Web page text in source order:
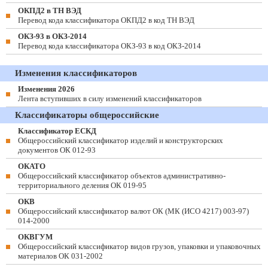
ОКПД2 в ТН ВЭД
Перевод кода классификатора ОКПД2 в код ТН ВЭД
ОКЗ-93 в ОКЗ-2014
Перевод кода классификатора ОКЗ-93 в код ОКЗ-2014
Изменения классификаторов
Изменения 2026
Лента вступивших в силу изменений классификаторов
Классификаторы общероссийские
Классификатор ЕСКД
Общероссийский классификатор изделий и конструкторских
документов ОК 012-93
ОКАТО
Общероссийский классификатор объектов административно-
территориального деления ОК 019-95
ОКВ
Общероссийский классификатор валют ОК (МК (ИСО 4217) 003-97)
014-2000
ОКВГУМ
Общероссийский классификатор видов грузов, упаковки и упаковочных
материалов ОК 031-2002